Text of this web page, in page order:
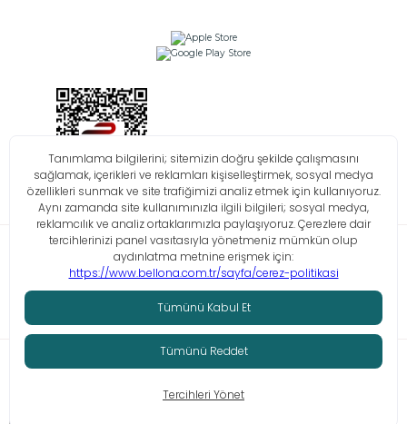
Bilgi Toplumu Hizmetleri KVKK Çerez Politikası İşlem Rehberi
© Tüm hakları saklıdır. Bellona 2026